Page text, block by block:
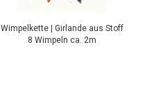
Wimpelkette | Girlande aus Stoff
8 Wimpeln ca. 2m